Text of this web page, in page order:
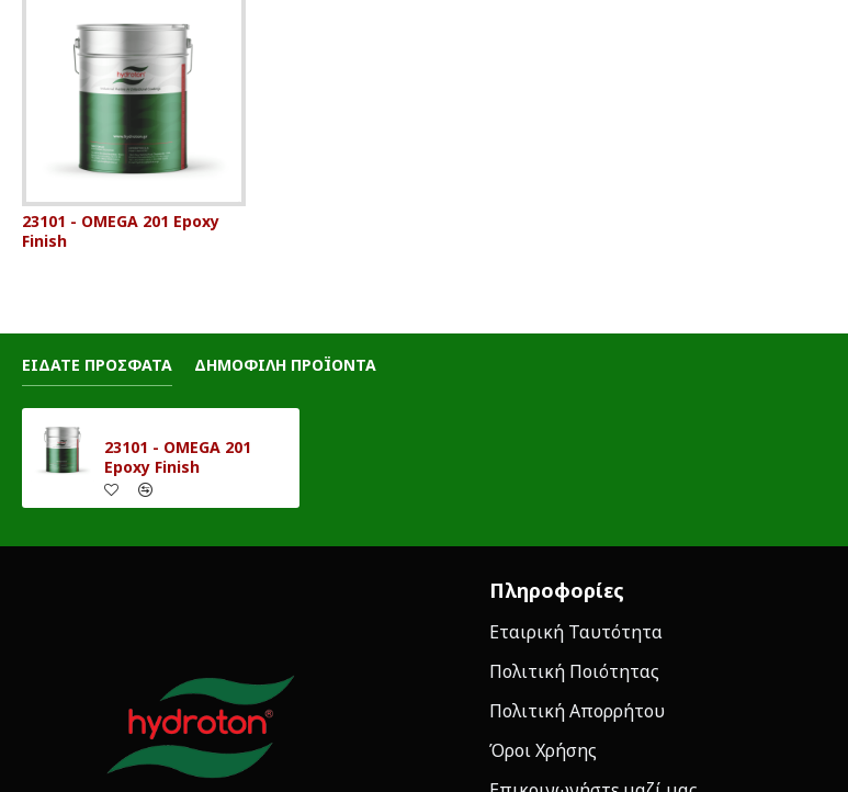
23101 - OMEGA 201 Epoxy
Finish
ΕΙΔΑΤΕ ΠΡΟΣΦΑΤΑ ΔΗΜΟΦΙΛΗ ΠΡΟΪΟΝΤΑ
23101 - OMEGA 201
Epoxy Finish
Πληροφορίες
Εταιρική Ταυτότητα
Πολιτική Ποιότητας
Πολιτική Απορρήτου
Όροι Χρήσης